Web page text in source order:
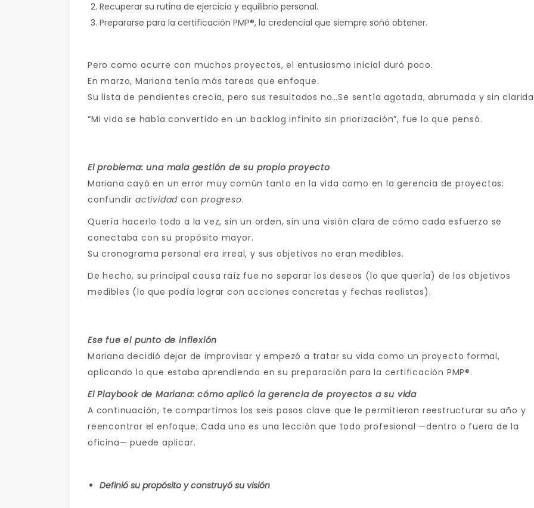
Recuperar su rutina de ejercicio y equilibrio personal.
Prepararse para la certificación PMP®, la credencial que siempre soñó obtener.
Pero como ocurre con muchos proyectos, el entusiasmo inicial duró poco.
En marzo, Mariana tenía más tareas que enfoque.
Su lista de pendientes crecía, pero sus resultados no…Se sentía agotada, abrumada y sin
“Mi vida se había convertido en un backlog infinito sin priorización”, fue lo que pensó.
El problema: una mala gestión de su propio proyecto
Mariana cayó en un error muy común tanto en la vida como en la gerencia de proyectos:
confundiractividad conprogreso.
Quería hacerlo todo a la vez, sin un orden, sin una visión clara de cómo cada esfuerzo se
conectaba con su propósito mayor.
Su cronograma personal era irreal, y sus objetivos no eran medibles.
De hecho, su principal causa raíz fue no separar los deseos (lo que quería) de los objetivos
medibles (lo que podía lograr con acciones concretas y fechas realistas).
Ese fue el punto de inflexión
Mariana decidió dejar de improvisar y empezó a tratar su vida como un proyecto formal,
aplicando lo que estaba aprendiendo en su preparación para la certificación PMP®.
El Playbook de Mariana: cómo aplicó la gerencia de proyectos a su vida
A continuación, te compartimos los seis pasos clave que le permitieron reestructurar su año y
reencontrar el enfoque; Cada uno es una lección que todo profesional —dentro o fuera de la
oficina— puede aplicar.
Definió su propósito y construyó su visión